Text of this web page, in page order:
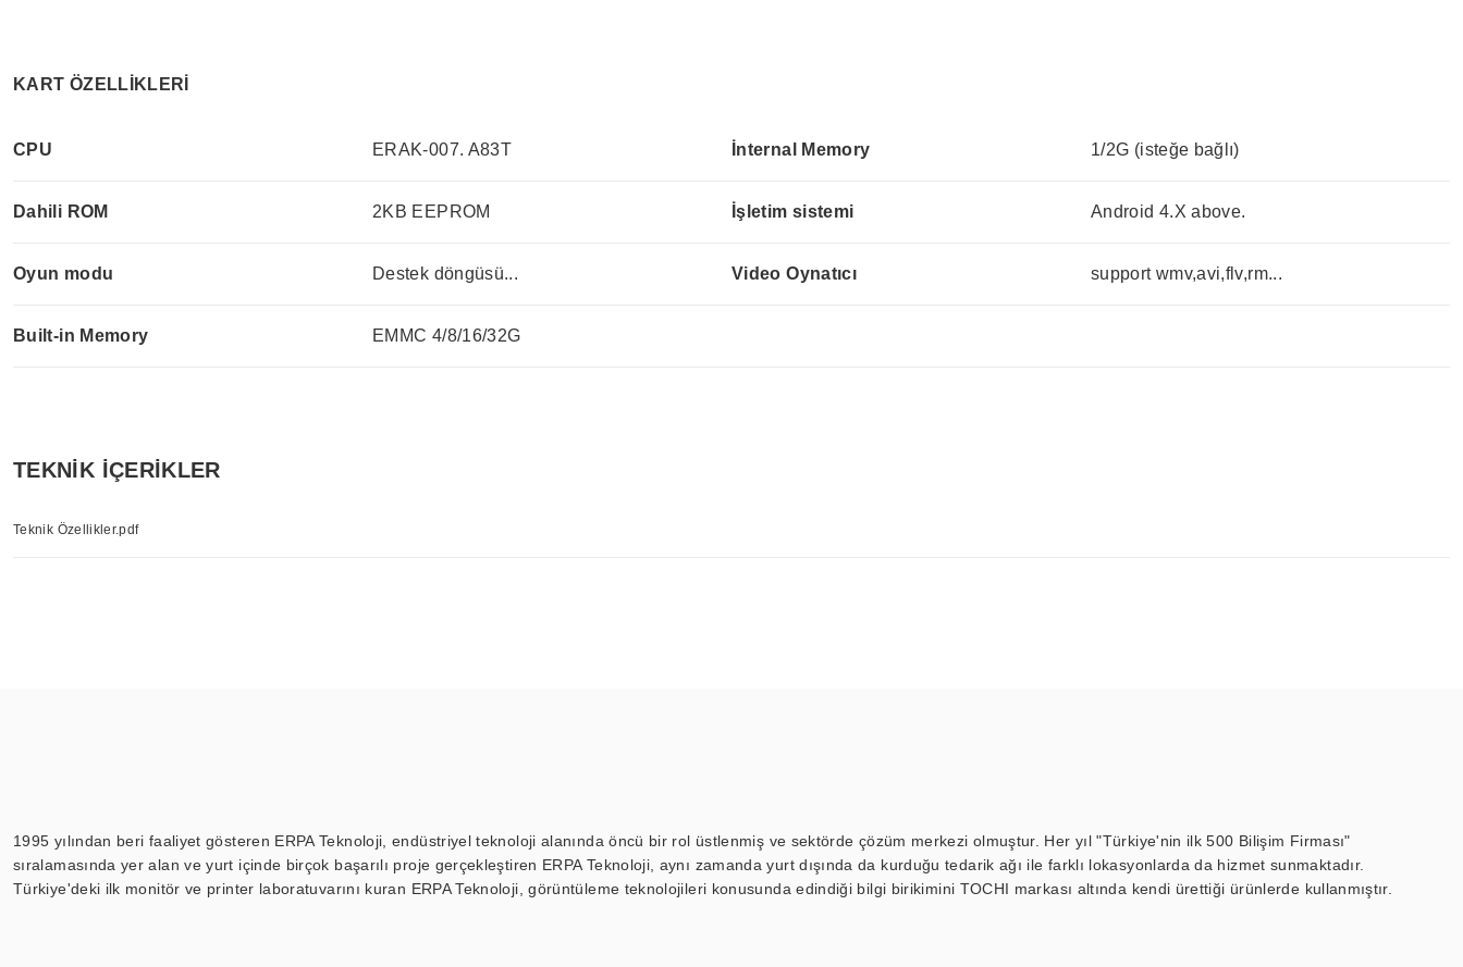
KART ÖZELLİKLERİ
CPU ERAK-007. A83T İnternal Memory 1/2G (isteğe bağlı)
Dahili ROM 2KB EEPROM İşletim sistemi Android 4.X above.
Oyun modu Destek döngüsü... Video Oynatıcı support wmv,avi,flv,rm...
Built-in Memory EMMC 4/8/16/32G
TEKNİK İÇERİKLER
Teknik Özellikler.pdf
1995 yılından beri faaliyet gösteren ERPA Teknoloji, endüstriyel teknoloji alanında öncü bir rol üstlenmiş ve sektörde çözüm merkezi olmuştur. Her yıl "Türkiye'nin ilk 500 Bilişim Firması"
sıralamasında yer alan ve yurt içinde birçok başarılı proje gerçekleştiren ERPA Teknoloji, aynı zamanda yurt dışında da kurduğu tedarik ağı ile farklı lokasyonlarda da hizmet sunmaktadır.
Türkiye'deki ilk monitör ve printer laboratuvarını kuran ERPA Teknoloji, görüntüleme teknolojileri konusunda edindiği bilgi birikimini TOCHI markası altında kendi ürettiği ürünlerde kullanmıştır.